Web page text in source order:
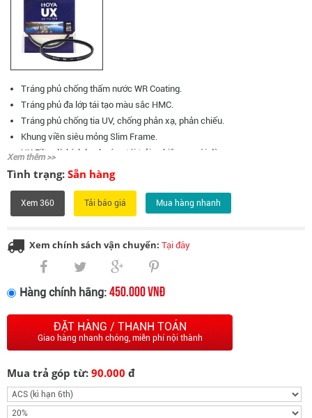
Tráng phủ chống thấm nước WR Coating.
Tráng phủ đa lớp tái tạo màu sắc HMC.
Tráng phủ chống tia UV, chống phản xạ, phản chiếu.
Khung viền siêu mỏng Slim Frame.
UX Filter là kính lọc hướng tới trải nghiệm người dùng
Xem thêm >>
Tình trạng: Sẵn hàng
Xem 360 Mua hàng nhanh
Xem chính sách vận chuyển: Tại đây
Hàng chính hãng: 450.000 VNĐ
ĐẶT HÀNG / THANH TOÁN
Giao hàng nhanh chóng, miễn phí nội thành
Mua trả góp từ: 90.000 đ